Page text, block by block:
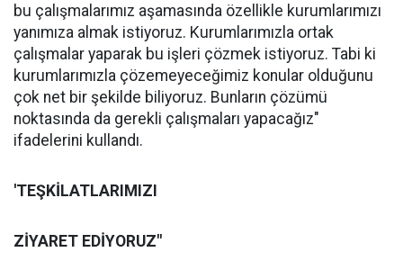
bu çalışmalarımız aşamasında özellikle kurumlarımızı
yanımıza almak istiyoruz. Kurumlarımızla ortak
çalışmalar yaparak bu işleri çözmek istiyoruz. Tabi ki
kurumlarımızla çözemeyeceğimiz konular olduğunu
çok net bir şekilde biliyoruz. Bunların çözümü
noktasında da gerekli çalışmaları yapacağız"
ifadelerini kullandı.
'TEŞKİLATLARIMIZI
ZİYARET EDİYORUZ"